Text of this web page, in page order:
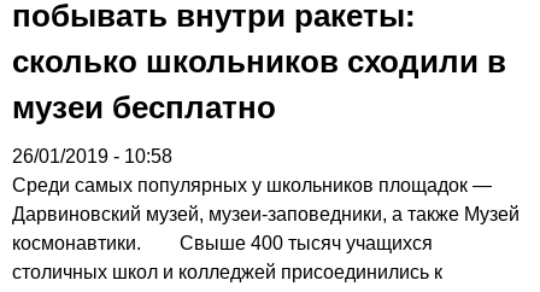
побывать внутри ракеты:
сколько школьников сходили в
музеи бесплатно
26/01/2019 - 10:58
Среди самых популярных у школьников площадок —
Дарвиновский музей, музеи-заповедники, а также Музей
космонавтики. Свыше 400 тысяч учащихся
столичных школ и колледжей присоединились к